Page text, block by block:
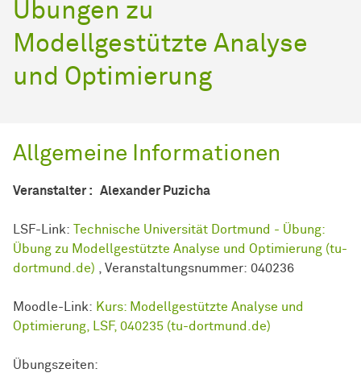
Übungen zu
Modellgestützte Analyse
und Optimierung
Allgemeine Informationen
Veranstalter : Alexander Puzicha
LSF-Link:
Technische Universität Dortmund - Übung:
Übung zu Modellgestützte Analyse und Optimierung (tu-
dortmund.de) , Veranstaltungsnummer: 040236
Moodle-Link: Kurs: Modellgestützte Analyse und
Optimierung, LSF, 040235 (tu-dortmund.de)
Übungszeiten: